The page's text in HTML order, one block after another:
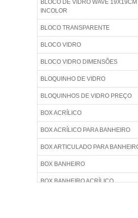
BLOCO DE VIDRO WAVE 19X19CM
INCOLOR
BLOCO TRANSPARENTE
BLOCO VIDRO
BLOCO VIDRO DIMENSÕES
BLOQUINHO DE VIDRO
BLOQUINHOS DE VIDRO PREÇO
BOX ACRÍLICO
BOX ACRÍLICO PARA BANHEIRO
BOX ARTICULADO PARA
BOX BANHEIRO
BOX BANHEIRO ACRÍLICO